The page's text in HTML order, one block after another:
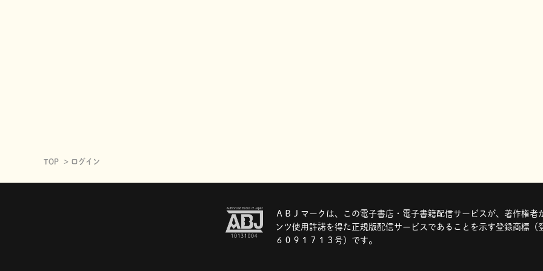
TOP ログイン
ＡＢＪマークは、この電子書店・電子書籍配信サービスが、著作権者
ンツ使用許諾を得た正規版配信サービスであることを示す登録商標（
６０９１７１３号）です。